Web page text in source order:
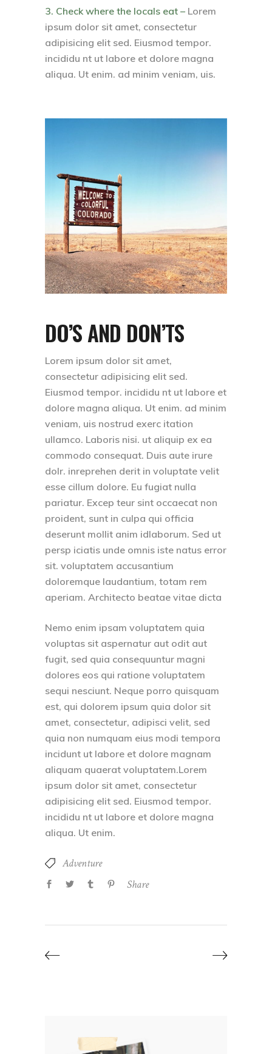
3. Check where the locals eat – Lorem
ipsum dolor sit amet, consectetur
adipisicing elit sed. Eiusmod tempor.
incididu nt ut labore et dolore magna
aliqua. Ut enim. ad minim veniam, uis.
DO’S AND DON’TS
Lorem ipsum dolor sit amet,
consectetur adipisicing elit sed.
Eiusmod tempor. incididu nt ut labore et
dolore magna aliqua. Ut enim. ad minim
veniam, uis nostrud exerc itation
ullamco. Laboris nisi. ut aliquip ex ea
commodo consequat. Duis aute irure
dolr. inreprehen derit in voluptate velit
esse cillum dolore. Eu fugiat nulla
pariatur. Excep teur sint occaecat non
proident, sunt in culpa qui officia
deserunt mollit anim idlaborum. Sed ut
persp iciatis unde omnis iste natus error
sit. voluptatem accusantium
doloremque laudantium, totam rem
aperiam. Architecto beatae vitae dicta
Nemo enim ipsam voluptatem quia
voluptas sit aspernatur aut odit aut
fugit, sed quia consequuntur magni
dolores eos qui ratione voluptatem
sequi nesciunt. Neque porro quisquam
est, qui dolorem ipsum quia dolor sit
amet, consectetur, adipisci velit, sed
quia non numquam eius modi tempora
incidunt ut labore et dolore magnam
aliquam quaerat voluptatem.Lorem
ipsum dolor sit amet, consectetur
adipisicing elit sed. Eiusmod tempor.
incididu nt ut labore et dolore magna
aliqua. Ut enim.
Adventure
Share